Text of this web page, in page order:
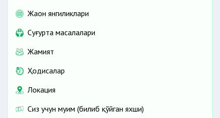
Жаҳон янгиликлари
Cуғурта масалалари
Жамият
Ҳодисалар
Локация
Сиз учун муҳим (билиб қўйган яхши)